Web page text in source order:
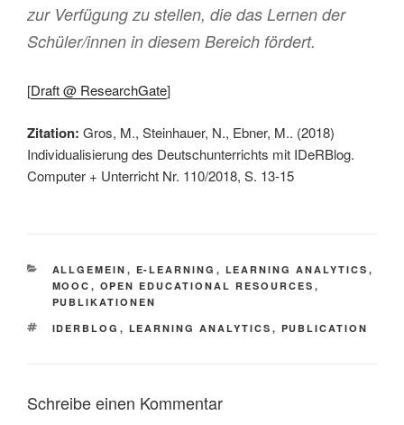
zur Verfügung zu stellen, die das Lernen der
Schüler/innen in diesem Bereich fördert.
[Draft @ ResearchGate]
Zitation: Gros, M., Steinhauer, N., Ebner, M.. (2018)
Individualisierung des Deutschunterrichts mit IDeRBlog.
Computer + Unterricht Nr. 110/2018, S. 13-15
KATEGORIEN
ALLGEMEIN , E-LEARNING , LEARNING ANALYTICS ,
MOOC , OPEN EDUCATIONAL RESOURCES ,
PUBLIKATIONEN
SCHLAGWÖRTER
IDERBLOG , LEARNING ANALYTICS , PUBLICATION
Schreibe einen Kommentar